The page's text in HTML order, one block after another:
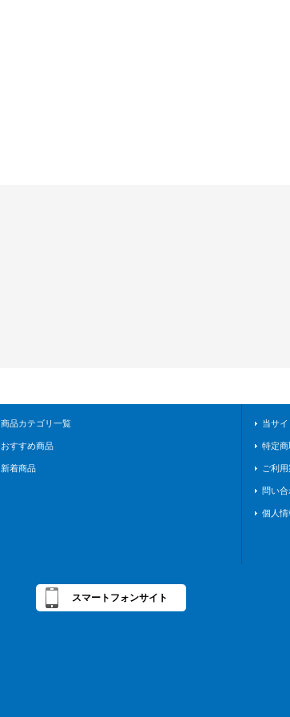
商品カテゴリ一覧
おすすめ商品
新着商品
当サ
特定
ご利
問い合
個人
スマートフォンサイト